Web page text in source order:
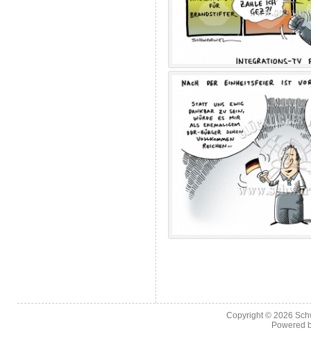
Copyright © 2026
Powered